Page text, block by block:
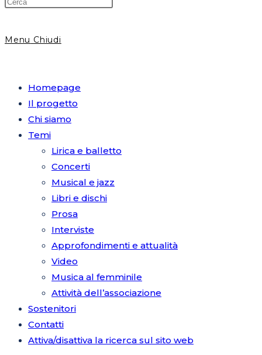
Menu Chiudi
Homepage
Il progetto
Chi siamo
Temi
Lirica e balletto
Concerti
Musical e jazz
Libri e dischi
Prosa
Interviste
Approfondimenti e attualità
Video
Musica al femminile
Attività dell’associazione
Sostenitori
Contatti
Attiva/disattiva la ricerca sul sito web